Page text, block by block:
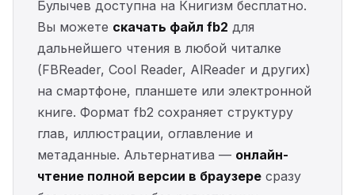
Булычев доступна на Книгизм бесплатно.
Вы можете скачать файл fb2 для
дальнейшего чтения в любой читалке
(FBReader, Cool Reader, AlReader и других)
на смартфоне, планшете или электронной
книге. Формат fb2 сохраняет структуру
глав, иллюстрации, оглавление и
метаданные. Альтернатива — онлайн-
чтение полной версии в браузере сразу